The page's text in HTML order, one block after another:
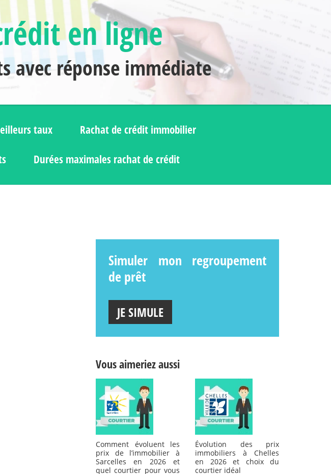
en ligne
avec réponse immédiate
taux Rachat de crédit immobilier
Durées maximales rachat de crédit
Simuler mon regroupement
de prêt
JE SIMULE
Vous aimeriez aussi
Comment évoluent les
prix de l’immobilier à
Sarcelles en 2026 et
quel courtier pour vous
Évolution des prix
immobiliers à Chelles
en 2026 et choix du
courtier idéal